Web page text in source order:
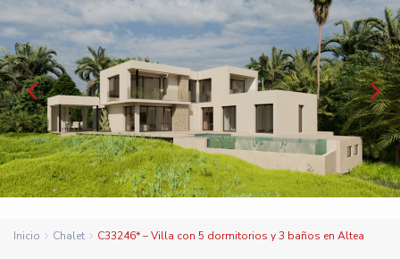
Inicio Chalet C33246* – Villa con 5 dormitorios y 3 baños en Altea